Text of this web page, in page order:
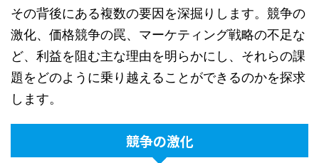
その背後にある複数の要因を深掘りします。競争の
激化、価格競争の罠、マーケティング戦略の不足な
ど、利益を阻む主な理由を明らかにし、それらの課
題をどのように乗り越えることができるのかを探求
します。
競争の激化